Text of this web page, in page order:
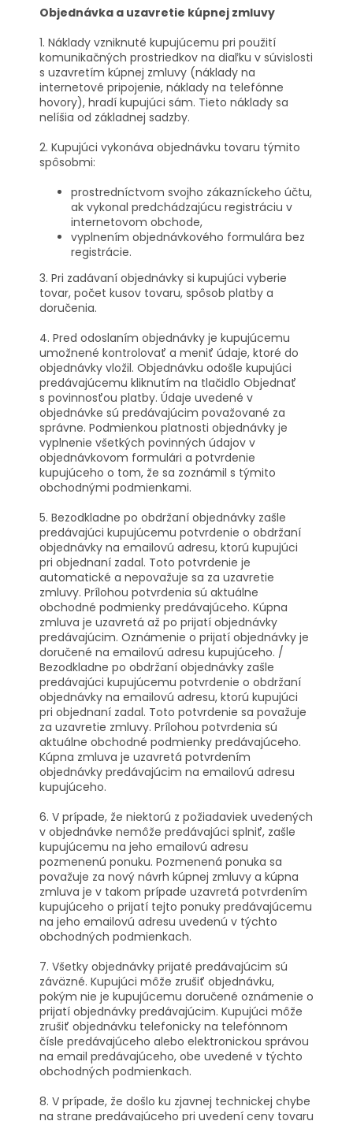
Objednávka a uzavretie kúpnej zmluvy
1. Náklady vzniknuté kupujúcemu pri použití
komunikačných prostriedkov na diaľku v súvislosti
s uzavretím kúpnej zmluvy (náklady na
internetové pripojenie, náklady na telefónne
hovory), hradí kupujúci sám. Tieto náklady sa
nelíšia od základnej sadzby.
2. Kupujúci vykonáva objednávku tovaru týmito
spôsobmi:
prostredníctvom svojho zákazníckeho účtu,
ak vykonal predchádzajúcu registráciu v
internetovom obchode,
vyplnením objednávkového formulára bez
registrácie.
3. Pri zadávaní objednávky si kupujúci vyberie
tovar, počet kusov tovaru, spôsob platby a
doručenia.
4. Pred odoslaním objednávky je kupujúcemu
umožnené kontrolovať a meniť údaje, ktoré do
objednávky vložil. Objednávku odošle kupujúci
predávajúcemu kliknutím na tlačidlo Objednať
s povinnosťou platby. Údaje uvedené v
objednávke sú predávajúcim považované za
správne. Podmienkou platnosti objednávky je
vyplnenie všetkých povinných údajov v
objednávkovom formulári a potvrdenie
kupujúceho o tom, že sa zoznámil s týmito
obchodnými podmienkami.
5. Bezodkladne po obdržaní objednávky zašle
predávajúci kupujúcemu potvrdenie o obdržaní
objednávky na emailovú adresu, ktorú kupujúci
pri objednaní zadal. Toto potvrdenie je
automatické a nepovažuje sa za uzavretie
zmluvy. Prílohou potvrdenia sú aktuálne
obchodné podmienky predávajúceho. Kúpna
zmluva je uzavretá až po prijatí objednávky
predávajúcim. Oznámenie o prijatí objednávky je
doručené na emailovú adresu kupujúceho. /
Bezodkladne po obdržaní objednávky zašle
predávajúci kupujúcemu potvrdenie o obdržaní
objednávky na emailovú adresu, ktorú kupujúci
pri objednaní zadal. Toto potvrdenie sa považuje
za uzavretie zmluvy. Prílohou potvrdenia sú
aktuálne obchodné podmienky predávajúceho.
Kúpna zmluva je uzavretá potvrdením
objednávky predávajúcim na emailovú adresu
kupujúceho.
6. V prípade, že niektorú z požiadaviek uvedených
v objednávke nemôže predávajúci splniť, zašle
kupujúcemu na jeho emailovú adresu
pozmenenú ponuku. Pozmenená ponuka sa
považuje za nový návrh kúpnej zmluvy a kúpna
zmluva je v takom prípade uzavretá potvrdením
kupujúceho o prijatí tejto ponuky predávajúcemu
na jeho emailovú adresu uvedenú v týchto
obchodných podmienkach.
7. Všetky objednávky prijaté predávajúcim sú
záväzné. Kupujúci môže zrušiť objednávku,
pokým nie je kupujúcemu doručené oznámenie o
prijatí objednávky predávajúcim. Kupujúci môže
zrušiť objednávku telefonicky na telefónnom
čísle predávajúceho alebo elektronickou správou
na email predávajúceho, obe uvedené v týchto
obchodných podmienkach.
8. V prípade, že došlo ku zjavnej technickej chybe
na strane predávajúceho pri uvedení ceny tovaru